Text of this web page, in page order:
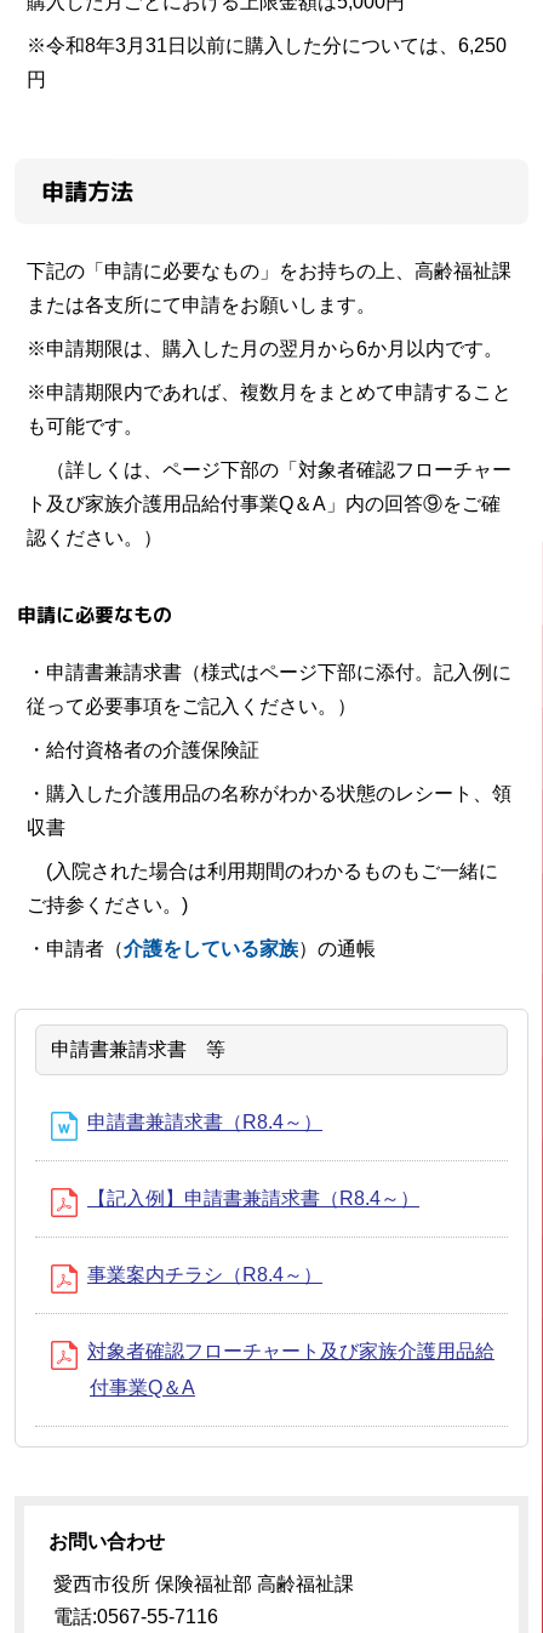
※令和8年3月31日以前に購入した分については、6,250
円
申請方法
下記の「申請に必要なもの」をお持ちの上、高齢福祉課
または各支所にて申請をお願いします。
※申請期限は、購入した月の翌月から6か月以内です。
※申請期限内であれば、複数月をまとめて申請すること
も可能です。
（詳しくは、ページ下部の「対象者確認フローチャー
ト及び家族介護用品給付事業Q＆A」内の回答⑨をご確
認ください。）
申請に必要なもの
・申請書兼請求書（様式はページ下部に添付。記入例に
従って必要事項をご記入ください。）
・給付資格者の介護保険証
・購入した介護用品の名称がわかる状態のレシート、領
収書
(入院された場合は利用期間のわかるものもご一緒に
ご持参ください。)
・申請者（介護をしている家族）の通帳
申請書兼請求書 等
申請書兼請求書（R8.4～）
【記入例】申請書兼請求書（R8.4～）
事業案内チラシ（R8.4～）
対象者確認フローチャート及び家族介護用品給
付事業Q＆A
お問い合わせ
愛西市役所 保険福祉部 高齢福祉課
電話:0567-55-7116